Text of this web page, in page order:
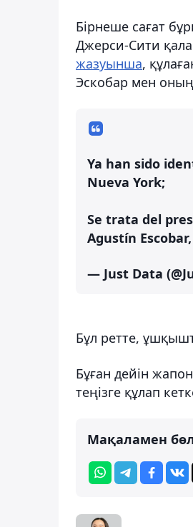
Бірнеше сағат
Джерси-Сити
жазуынша,
Эскобар мен
Ya han sido
Nueva York;
Se trata del
Agustín
— Just Data
Бұл ретте,
Бұған дейін
теңізге құлап
Мақаламен